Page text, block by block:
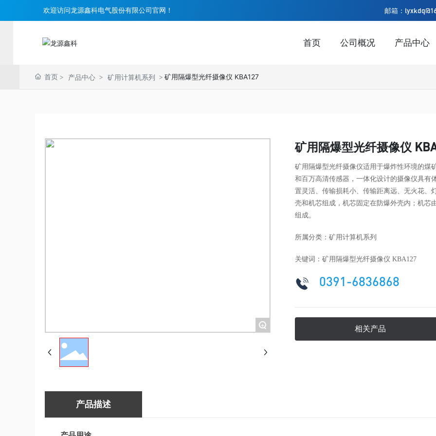
欢迎访问龙源鑫科电气股份有限公司官网！ 邮箱：
首页 公司概况 产品中心
首页 产品中心 矿用计算机系列 矿用隔爆型光纤摄像仪 KBA127
+
矿用隔爆型光纤摄像仪
矿用隔爆型光纤摄像仪适用于爆炸性环境的煤
和百万高清传感器，一体化设计的摄像仪具有
置灵活、传输损耗小、传输距离远、无火花、
壳和机芯组成，机芯固定在防爆外壳内；机芯
组成。
所属分类： 矿用计算机系列
关键词： 矿用隔爆型光纤摄像仪 KBA127
0391-6836868
相关产品
产品描述